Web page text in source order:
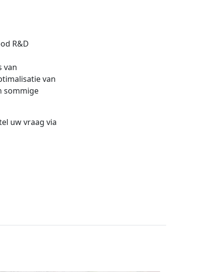
R&D
van
van
sommige
uw vraag via